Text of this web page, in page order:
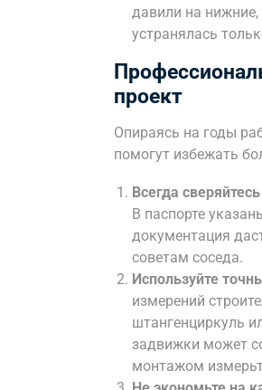
давили на
устранялась
проект
Опираясь на годы
помогут избежать
Всегда
В паспорте
документация
советам соседа.
Используйте
измерений
штангенциркуль
задвижки может
монтажом